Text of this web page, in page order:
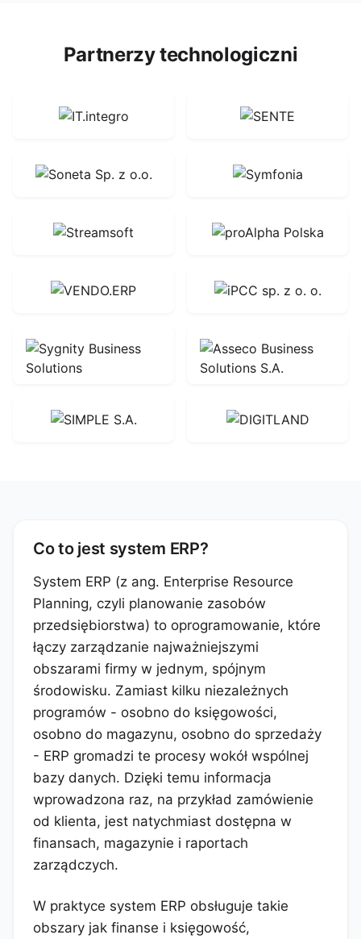
Partnerzy technologiczni
Co to jest system ERP?
System ERP (z ang. Enterprise Resource
Planning, czyli planowanie zasobów
przedsiębiorstwa) to oprogramowanie, które
łączy zarządzanie najważniejszymi
obszarami firmy w jednym, spójnym
środowisku. Zamiast kilku niezależnych
programów - osobno do księgowości,
osobno do magazynu, osobno do sprzedaży
- ERP gromadzi te procesy wokół wspólnej
bazy danych. Dzięki temu informacja
wprowadzona raz, na przykład zamówienie
od klienta, jest natychmiast dostępna w
finansach, magazynie i raportach
zarządczych.
W praktyce system ERP obsługuje takie
obszary jak finanse i księgowość,